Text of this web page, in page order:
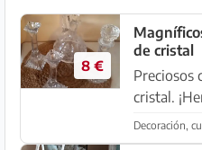
8 €
de cristal
Preciosos
cristal. ¡Hermoso arte de cristal en
perfecto estado! Para
Decoración,